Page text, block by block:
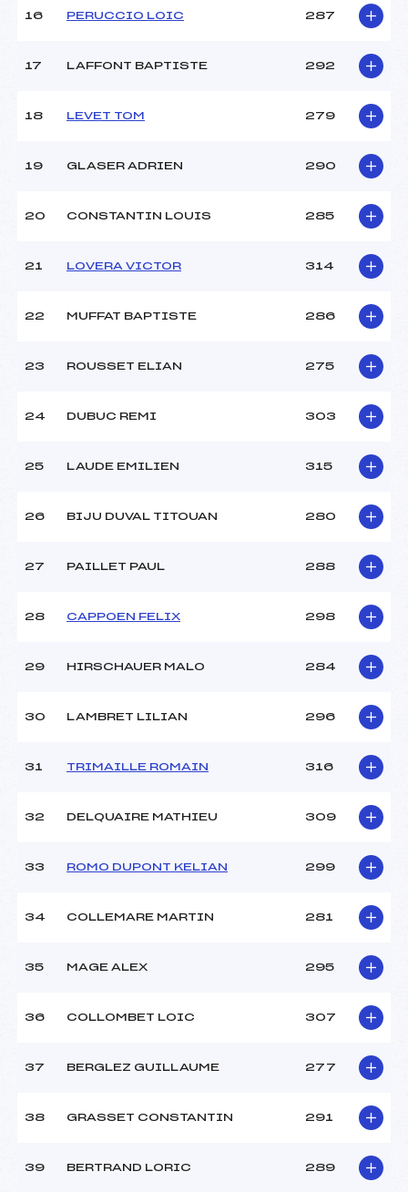
16 PERUCCIO LOIC 287
17 LAFFONT BAPTISTE 292
18 LEVET TOM 279
19 GLASER ADRIEN 290
20 CONSTANTIN LOUIS 285
21 LOVERA VICTOR 314
22 MUFFAT BAPTISTE 286
23 ROUSSET ELIAN 275
24 DUBUC REMI 303
25 LAUDE EMILIEN 315
26 BIJU DUVAL TITOUAN 280
27 PAILLET PAUL 288
28 CAPPOEN FELIX 298
29 HIRSCHAUER MALO 284
30 LAMBRET LILIAN 296
31 TRIMAILLE ROMAIN 316
32 DELQUAIRE MATHIEU 309
33 ROMO DUPONT KELIAN 299
34 COLLEMARE MARTIN 281
35 MAGE ALEX 295
36 COLLOMBET LOIC 307
37 BERGLEZ GUILLAUME 277
38 GRASSET CONSTANTIN 291
39 BERTRAND LORIC 289